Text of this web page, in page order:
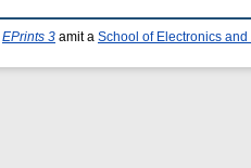
EPrints 3 amit a School of Electronics